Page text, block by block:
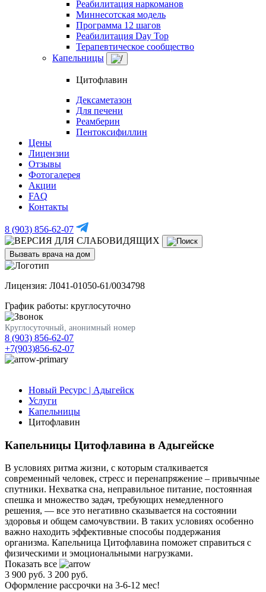
Реабилитация наркоманов
Миннесотская модель
Программа 12 шагов
Реабилитация Day Top
Терапевтическое сообщество
Капельницы
Цитофлавин
Дексаметазон
Для печени
Реамберин
Пентоксифиллин
Цены
Лицензии
Отзывы
Фотогалерея
Акции
FAQ
Контакты
8 (903) 856-62-07
Вызвать врача на дом
Лицензия: Л041-01050-61/0034798
График работы: круглосуточно
Круглосуточный, анонимный номер
8 (903) 856-62-07
+7(903)856-62-07
Новый Ресурс | Адыгейск
Услуги
Капельницы
Цитофлавин
Капельницы Цитофлавина в Адыгейске
В условиях ритма жизни, с которым сталкивается
современный человек, стресс и перенапряжение – привычные
спутники. Нехватка сна, неправильное питание, постоянная
спешка и множество задач, требующих немедленного
решения, — все это негативно сказывается на состоянии
здоровья и общем самочувствии. В таких условиях особенно
важно находить эффективные способы поддержания
организма. Капельница Цитофлавина поможет справиться с
физическими и эмоциональными нагрузками.
Показать все
3 900 руб. 3 200 руб.
Оформление рассрочки на 3-6-12 мес!